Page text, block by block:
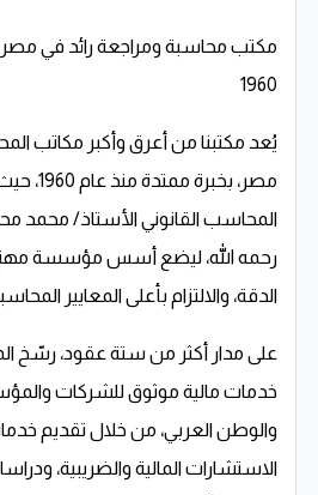
مكتب محاسبة ومراجعة رائد في
1960
يُعد مكتبنا من أعرق وأكبر مكاتب
مصر،
المحاسب القانوني الأستاذ/ محمد
رحمه الله، ليضع أسس مؤسسة مهنية
الدقة، والالتزام بأعلى المعايير
على مدار أكثر من ستة عقود، رسّخ
خدمات مالية موثوق للشركات
والوطن العربي، من خلال تقديم
الاستشارات المالية والضريبية،